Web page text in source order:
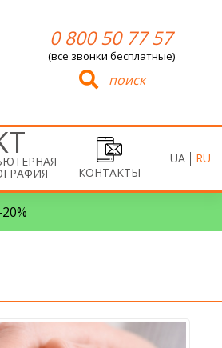
0 800 50 77 57
(все звонки бесплатные)
поиск
КОНТАКТЫ
UA RU